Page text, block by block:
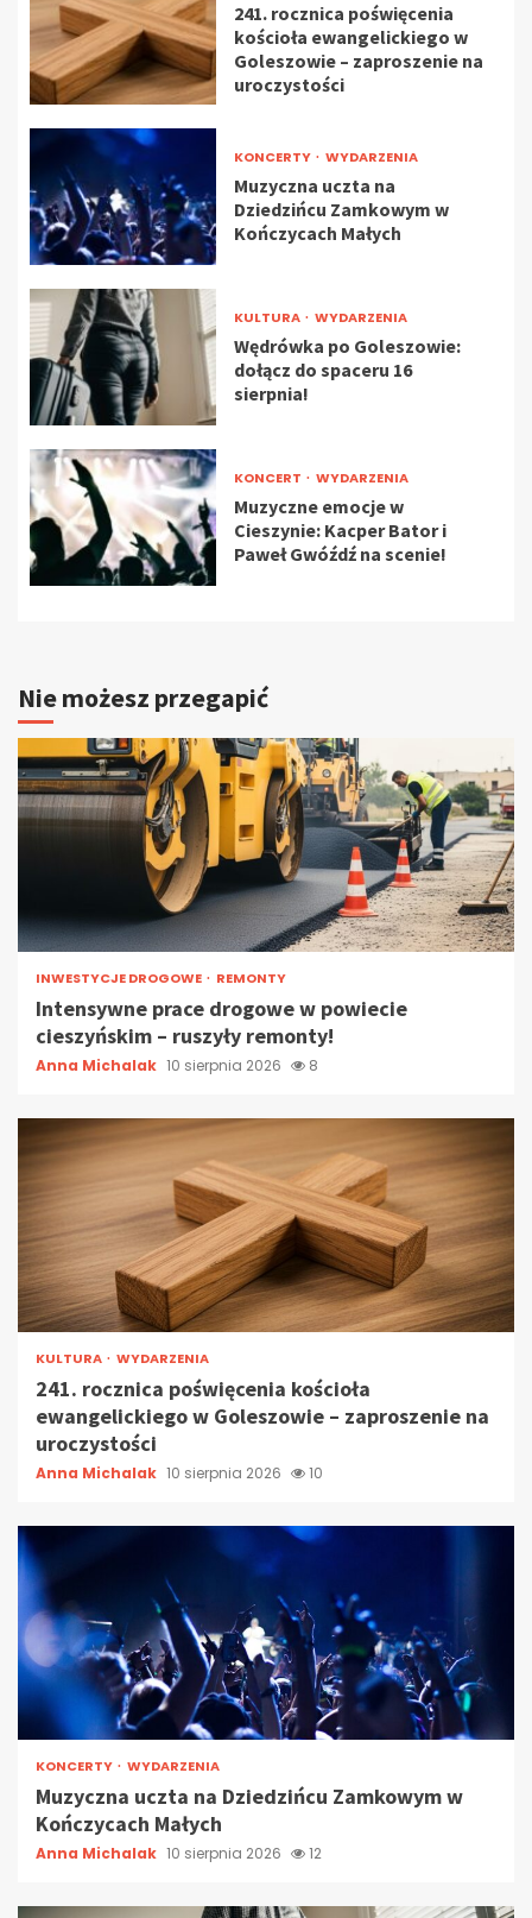
241. rocznica poświęcenia
kościoła ewangelickiego w
Goleszowie – zaproszenie na
uroczystości
KONCERTY WYDARZENIA
Muzyczna uczta na
Dziedzińcu Zamkowym w
Kończycach Małych
KULTURA WYDARZENIA
Wędrówka po Goleszowie:
dołącz do spaceru 16
sierpnia!
KONCERT WYDARZENIA
Muzyczne emocje w
Cieszynie: Kacper Bator i
Paweł Gwóźdź na scenie!
Nie możesz przegapić
INWESTYCJE DROGOWE REMONTY
Intensywne prace drogowe w powiecie
cieszyńskim – ruszyły remonty!
Anna Michalak 10 sierpnia 2026 8
KULTURA WYDARZENIA
241. rocznica poświęcenia kościoła
ewangelickiego w Goleszowie – zaproszenie na
uroczystości
Anna Michalak 10 sierpnia 2026 10
KONCERTY WYDARZENIA
Muzyczna uczta na Dziedzińcu Zamkowym w
Kończycach Małych
Anna Michalak 10 sierpnia 2026 12